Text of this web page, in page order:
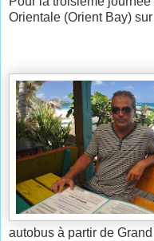
Orientale (Orient Bay)
autobus à partir de